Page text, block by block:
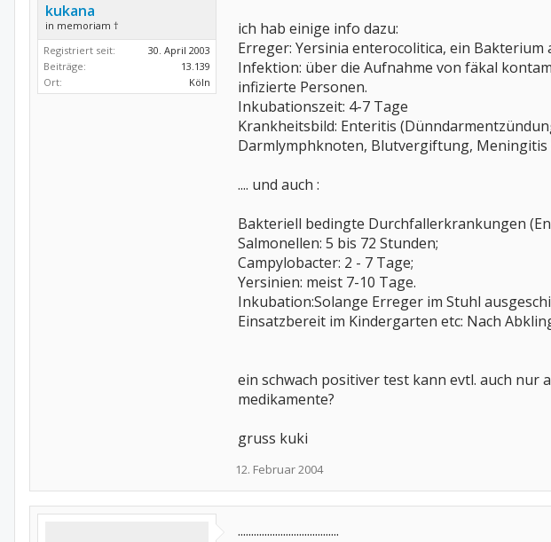
kukana
in memoriam †
Registriert seit:
30. April 2003
Beiträge:
13.139
Ort:
Köln
ich hab einige info dazu:
Erreger: Yersinia enterocolitica, ein
Infektion: über die Aufnahme von fäkal
infizierte Personen.
Inkubationszeit: 4-7 Tage
Krankheitsbild: Enteritis
Darmlymphknoten, Blutvergiftung,
.... und auch :
Bakteriell bedingte Durchfallerkrankungen
Salmonellen: 5 bis 72 Stunden;
Campylobacter: 2 - 7 Tage;
Yersinien: meist 7-10 Tage.
Inkubation:Solange Erreger im Stuhl
Einsatzbereit im Kindergarten etc: Nach
ein schwach positiver test kann evtl. auch nur
medikamente?
gruss kuki
12. Februar 2004
......................................